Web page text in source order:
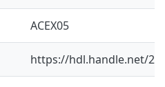
ACEX05
https://hdl.handle.net/